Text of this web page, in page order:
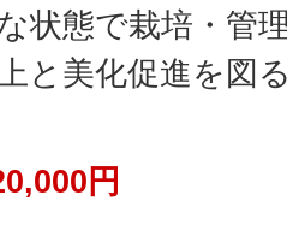
状態で栽培・管
と美化促進を図
円